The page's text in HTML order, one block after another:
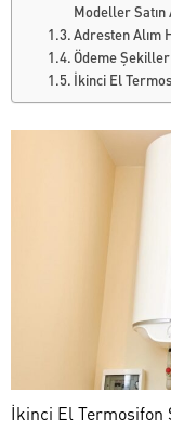
Modeller Satın
Adresten Alım
Ödeme
İkinci El
İkinci El Termosifon